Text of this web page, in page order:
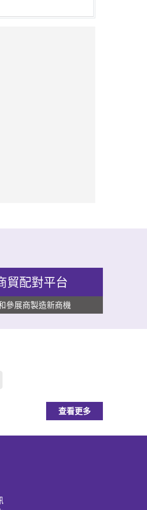
貿配對平台
參展商製造新商機
查看更多